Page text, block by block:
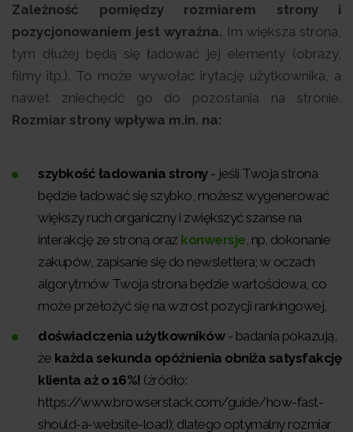
Zależność pomiędzy rozmiarem strony i
pozycjonowaniem jest wyraźna. Im większa strona,
tym dłużej będą się ładować jej elementy (obrazy,
filmy itp.). To może wywołać irytację użytkownika, a
nawet zniechęcić go do pozostania na stronie.
Rozmiar strony wpływa m.in. na:
szybkość ładowania strony- jeśli Twoja strona
będzie ładować się szybko, możesz wygenerować
większy ruch organiczny i zwiększyć szanse na
interakcję ze stroną oraz konwersje , np. dokonanie
zakupów, zapisanie się do newslettera; w oczach
algorytmów Twoja strona będzie wartościowa, co
może przełożyć się na wzrost pozycji rankingowej,
doświadczenia użytkowników- badania pokazują,
że każda sekunda opóźnienia obniża satysfakcję
klienta aż o 16%! (źródło:
https://www.browserstack.com/guide/how-fast-
should-a-website-load); dlatego optymalny rozmiar